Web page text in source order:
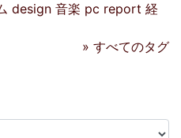
design 音楽 pc report 経
» すべてのタグ